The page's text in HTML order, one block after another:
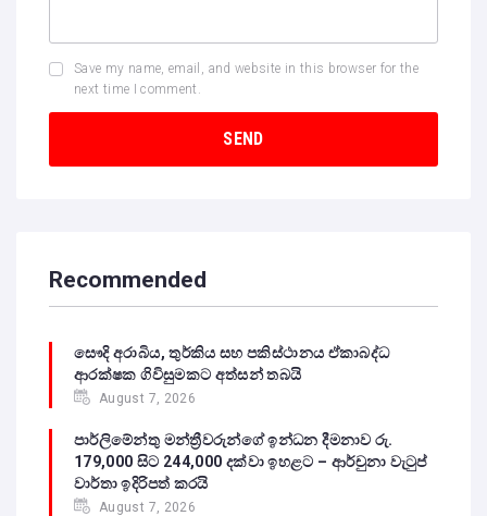
Save my name, email, and website in this browser for the
next time I comment.
Recommended
සෞදි අරාබිය, තුර්කිය සහ පකිස්ථානය ඒකාබද්ධ
ආරක්ෂක ගිවිසුමකට අත්සන් තබයි
August 7, 2026
පාර්ලිමේන්තු මන්ත්‍රීවරුන්ගේ ඉන්ධන දීමනාව රු.
179,000 සිට 244,000 දක්වා ඉහළට – ආර්චුනා වැටුප්
වාර්තා ඉදිරිපත් කරයි
August 7, 2026